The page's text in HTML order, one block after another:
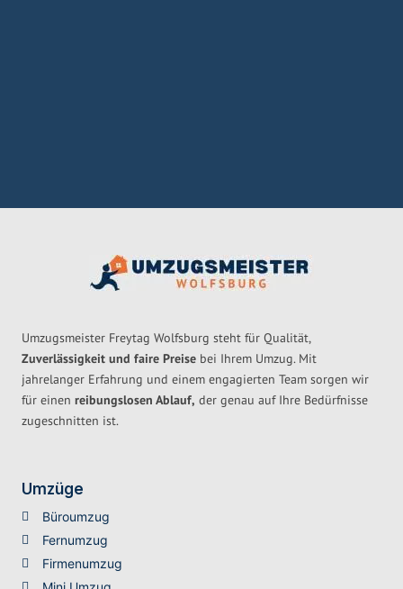
Umzugsmeister Freytag Wolfsburg steht für Qualität,
Zuverlässigkeit und faire Preise bei Ihrem Umzug. Mit
jahrelanger Erfahrung und einem engagierten Team sorgen wir
für einen reibungslosen Ablauf, der genau auf Ihre Bedürfnisse
zugeschnitten ist.
Umzüge
Büroumzug
Fernumzug
Firmenumzug